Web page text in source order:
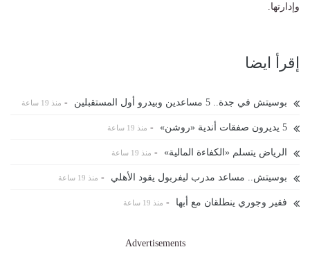
وإدارتها.
إقرأ ايضا
بوسيتش في جدة.. 5 مساعدين وبيدرو أول المستقبلين - منذ 19 ساعة
- منذ 19 ساعة
الرياض يتسلم «الكفاءة المالية» - منذ 19 ساعة
بوسيتش.. مساعد مدرب ليفربول يقود الأهلي - منذ 19 ساعة
فقير وجوري ينطلقان مع أبها - منذ 19 ساعة
Advertisements